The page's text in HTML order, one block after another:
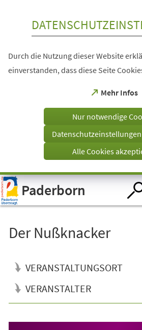
Visuelle
Assistenzsoftware
öffnen.
Durch die Nutzung dieser Website
einverstanden, dass diese Seite
Mehr Infos
(Öffnet
einem
Tab)
Nur notwendige
Alle Cookies
Paderborn
Der Nußknacker
VERANSTALTUNGSORT
VERANSTALTER